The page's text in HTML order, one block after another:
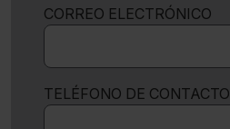
CORREO ELECTRÓNICO
TELÉFONO DE CONTACTO